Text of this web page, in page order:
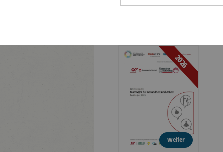
2026
weiter